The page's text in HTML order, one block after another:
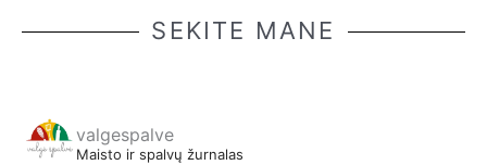
SEKITE MANE
valgespalve
Maisto ir spalvų žurnalas